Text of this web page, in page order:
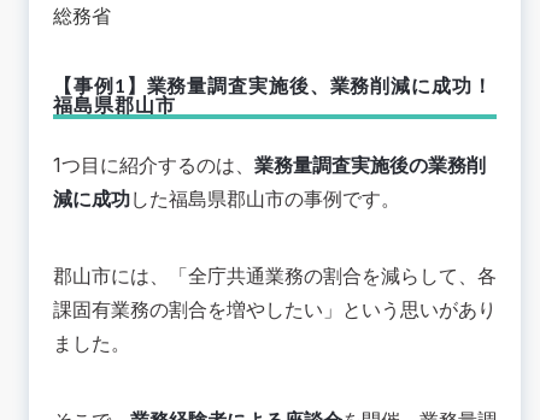
総務省
【事例1】業務量調査実施後、業務削減に成功！
福島県郡山市
1つ目に紹介するのは、 業務量調査実施後の業務削
減に成功した福島県郡山市の事例です。
郡山市には、「全庁共通業務の割合を減らして、各
課固有業務の割合を増やしたい」という思いがあり
ました。